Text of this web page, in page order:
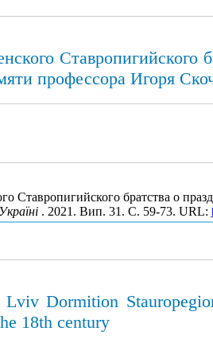
профессора Игоря
братства о
. 2021. Вип. 31. С. 59-73. URL:
Dormition
18th century